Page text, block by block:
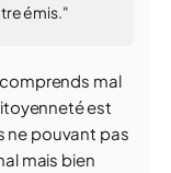
émis."
mal
est
ne pouvant pas
mais bien